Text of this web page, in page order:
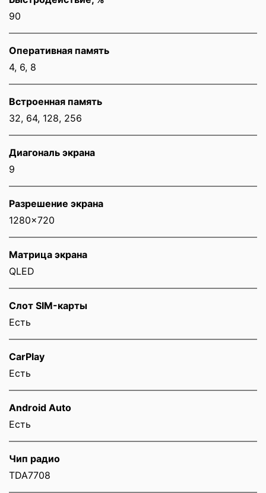
90
Оперативная память
4, 6, 8
Встроенная память
32, 64, 128, 256
Диагональ экрана
9
Разрешение экрана
1280x720
Матрица экрана
QLED
Слот SIM-карты
Eсть
CarPlay
Есть
Android Auto
Есть
Чип радио
TDA7708